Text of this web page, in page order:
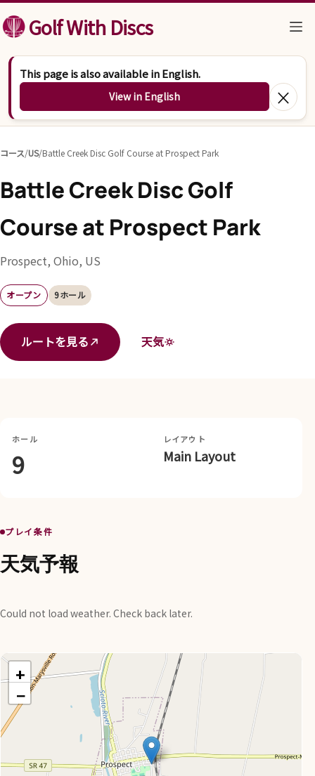
コンテンツへスキップ
Golf With Discs
This page is also available in English.
View in English ×
コース/US/Battle Creek Disc Golf Course at Prospect Park
Battle Creek Disc Golf
Course at Prospect Park
Prospect, Ohio, US
オープン 9ホール
ルートを見る 天気
ホール
9
レイアウト
Main Layout
プレイ条件
天気予報
Could not load weather. Check back later.
+
−